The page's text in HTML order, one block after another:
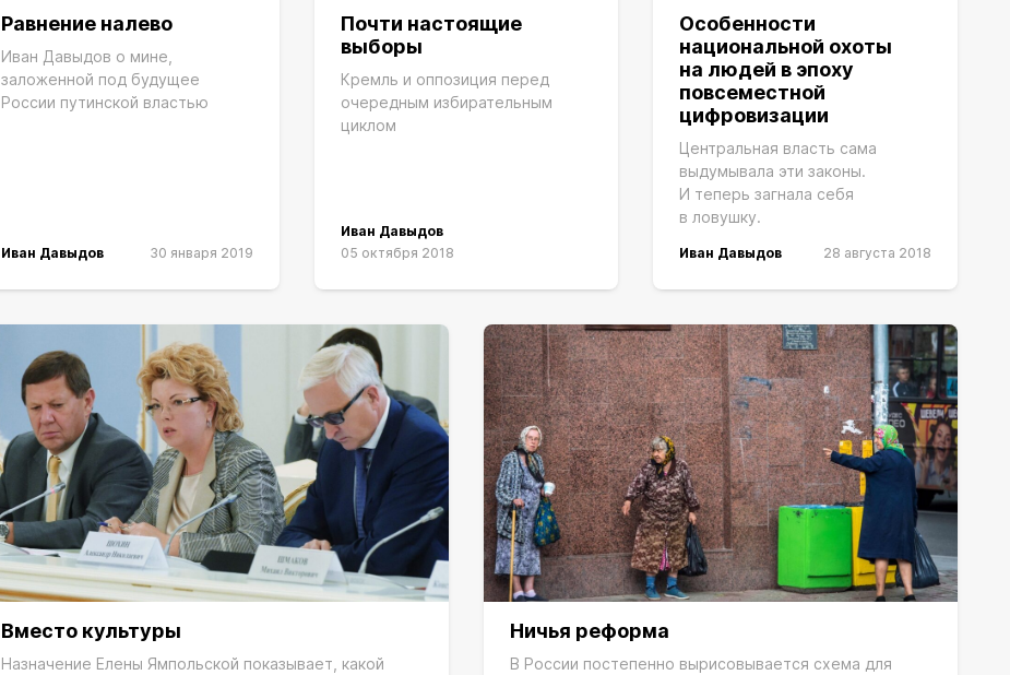
Равнение налево
Иван Давыдов о мине,
заложенной под будущее
России путинской властью
Иван Давыдов 30 января 2019
Почти настоящие
выборы
Кремль и оппозиция перед
очередным избирательным
циклом
Иван Давыдов
05 октября 2018
Особенности
национальной охоты
на людей в эпоху
повсеместной
цифровизации
Центральная власть сама
выдумывала эти законы.
И теперь загнала себя
в ловушку.
Иван Давыдов 28 августа 2018
Вместо культуры
Назначение Елены Ямпольской показывает, какой
Ничья реформа
В России постепенно вырисовывается схема для